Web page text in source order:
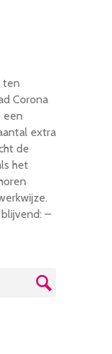
ten
Corona
een
extra
de
het
–